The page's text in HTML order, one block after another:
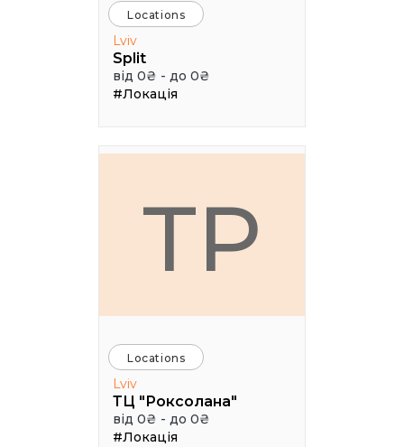
Locations
Lviv
Split
від 0₴ - до 0₴
#Локація
ТР
Locations
Lviv
ТЦ "Роксолана"
від 0₴ - до 0₴
#Локація